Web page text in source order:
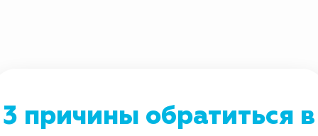
3 причины обратиться в